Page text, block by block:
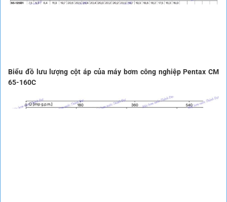
Biểu đồ lưu lượng cột áp của máy bơm công nghiệp Pentax CM
65-160C